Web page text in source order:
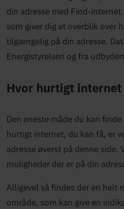
din adresse med Find-
som giver dig et overblik over
tilgængelig på din adresse.
Energistyrelsen og fra
Hvor hurtigt internet
Den eneste måde du kan
hurtigt internet, du kan få, er
adresse øverst på denne side.
muligheder der er på din
Alligevel så findes der en helt
område, som kan give en